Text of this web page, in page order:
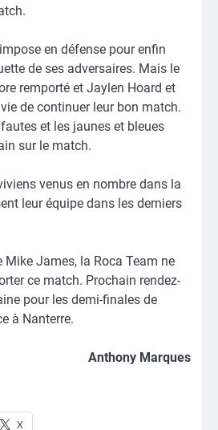
en défense pour enfin
de ses adversaires. Mais le
remporté et Jaylen Hoard et
de continuer leur bon match.
et les jaunes et bleues
sur le match.
venus en nombre dans la
leur équipe dans les derniers
James, la Roca Team ne
ce match. Prochain rendez-
pour les demi-finales de
à Nanterre.
Anthony Marques
X